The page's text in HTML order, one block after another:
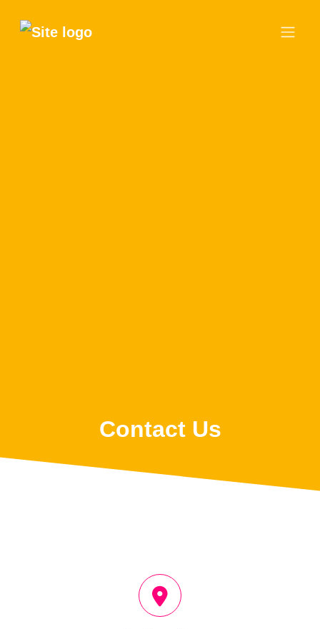
Contact Us